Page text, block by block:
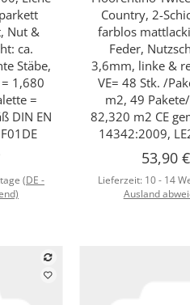
Nut &
ca.
Stäbe,
1,680
=
DIN EN
(DE -
Country, 2-
farblos
Feder,
3,6mm, linke &
VE= 48 Stk. /
m2, 49
82,320 m2 CE
14342:2009,
53,90 €
Lieferzeit: 10 - 14
Ausland